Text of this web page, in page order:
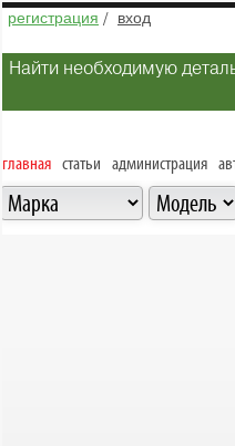
регистрация / вход
Найти необходимую
главная статьи администрация